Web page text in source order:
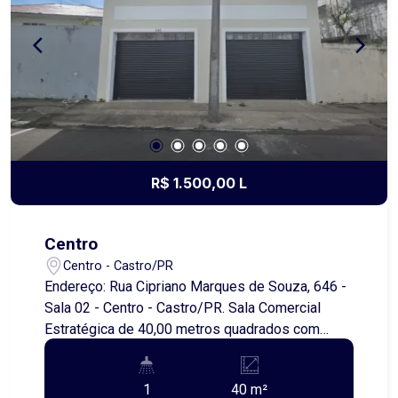
para proporcionar bem-estar e praticidade para
toda a família, oferecendo uma completa área de
lazer, com: Salão de festas com espaço de jogos
Academia equipada Campo de grama para futebol
Playground e espaço kids Bicicletário 02
elevadores modernos Tudo isso em um ambiente
seguro, moderno e planejado para o seu dia a dia.
Ideal para quem busca conforto, lazer e
valorização do investimento.
R$ 1.500,00 L
Centro
Centro - Castro/PR
Endereço: Rua Cipriano Marques de Souza, 646 -
Sala 02 - Centro - Castro/PR. Sala Comercial
Estratégica de 40,00 metros quadrados com
Excelente Localização! Excelente oportunidade
para o seu negócio! Sala comercial com 40,00
metros quadrados, localizada em região de
1 40 m²